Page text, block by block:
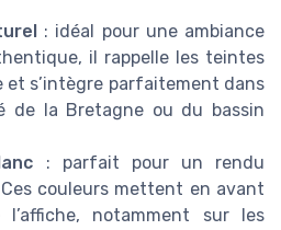
: idéal pour une ambiance
il rappelle les teintes
et s’intègre parfaitement dans
de la Bretagne ou du bassin
: parfait pour un rendu
couleurs mettent en avant
l’affiche, notamment sur les